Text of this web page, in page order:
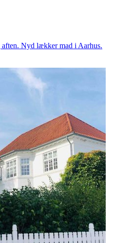
aften. Nyd lækker mad i Aarhus.